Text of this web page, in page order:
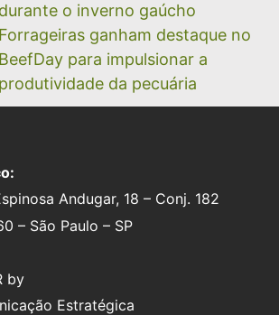
durante o inverno gaúcho
Forrageiras ganham destaque no
BeefDay para impulsionar a
produtividade da pecuária
Andugar, 18 – Conj. 182
– São Paulo – SP
by
Estratégica